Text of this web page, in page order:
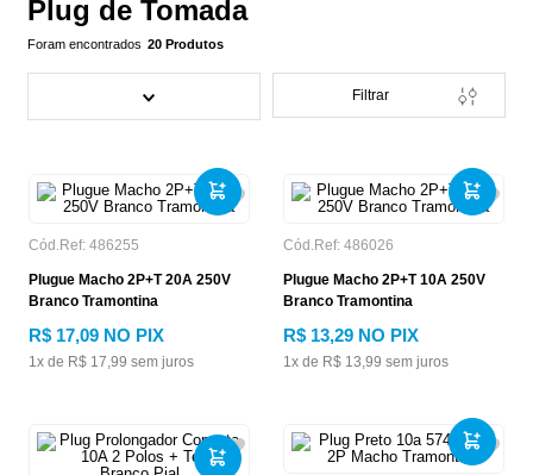
Plug de Tomada
20 Produtos
Filtrar
Cód.Ref: 486255
Plugue Macho 2P+T 20A 250V
Branco Tramontina
R$ 17,09 NO PIX
1x de R$ 17,99 sem juros
Cód.Ref: 486026
Plugue Macho 2P+T 10A 250V
Branco Tramontina
R$ 13,29 NO PIX
1x de R$ 13,99 sem juros
9 chuveiro
10º 1